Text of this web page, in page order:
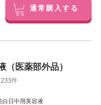
通常購入する
（医薬部外品）
233件
日中用美容液